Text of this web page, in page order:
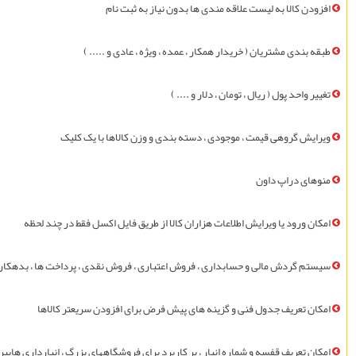
افزودن کالا به ليست علاقه مندی ها بدون نياز به ثبت نام
طبقه بندی مشتريان ( خريدار همکار ، عمده ، ويژه ، عادی و ..... )
تغيير واحد پول ( ريال ، تومان ، دلار و .... )
ويرايش گروهی قيمت ، موجودی ، دسته بندی و وزن کالاها با یک کلیک
منوهای دراپ داون
امکان ورود يا ويرايش اطلاعات هزاران کالا از طریق فايل اکسل فقط در چند لحظه
سیستم گردش مالی و حسابداری ، فروش اعتباری ، فروش نقدی ، پرداخت ها ،
امکان تعريف جدول فنی و گزینه های پیش فرض برای افزودن سريعتر کالاها
امکان تعریف قفسه و شماره انبار ، پر کاربرد برای فروشگاههای بزرگ ، انبارداری